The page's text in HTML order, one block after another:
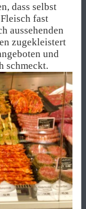
dass selbst
fast
aussehenden
zugekleistert
und
schmeckt.